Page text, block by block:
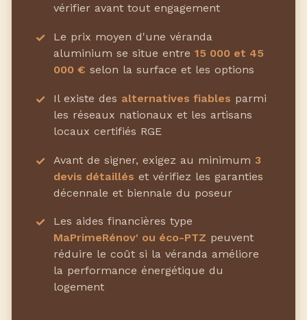
vérifier avant tout engagement
Le prix moyen d'une véranda
aluminium se situe entre15 000 et 45
000 € selon la surface et les options
Il existe des alternatives fiables parmi
les réseaux nationaux et les artisans
locaux certifiés RGE
Avant de signer, exigez au minimum 3
devis détaillés et vérifiez les garanties
décennale et biennale du poseur
Les aides financières type
MaPrimeRénov' ou éco-PTZ peuvent
réduire le coût si la véranda améliore
la performance énergétique du
logement